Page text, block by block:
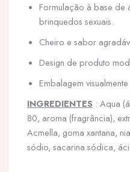
Formulação à base de
brinquedos sexuais.
Cheiro e sabor
Design de produto
Embalagem
INGREDIENTES : Aqua
80, aroma (fragrância),
Acmella, goma xantana,
sódio, sacarina sódica,